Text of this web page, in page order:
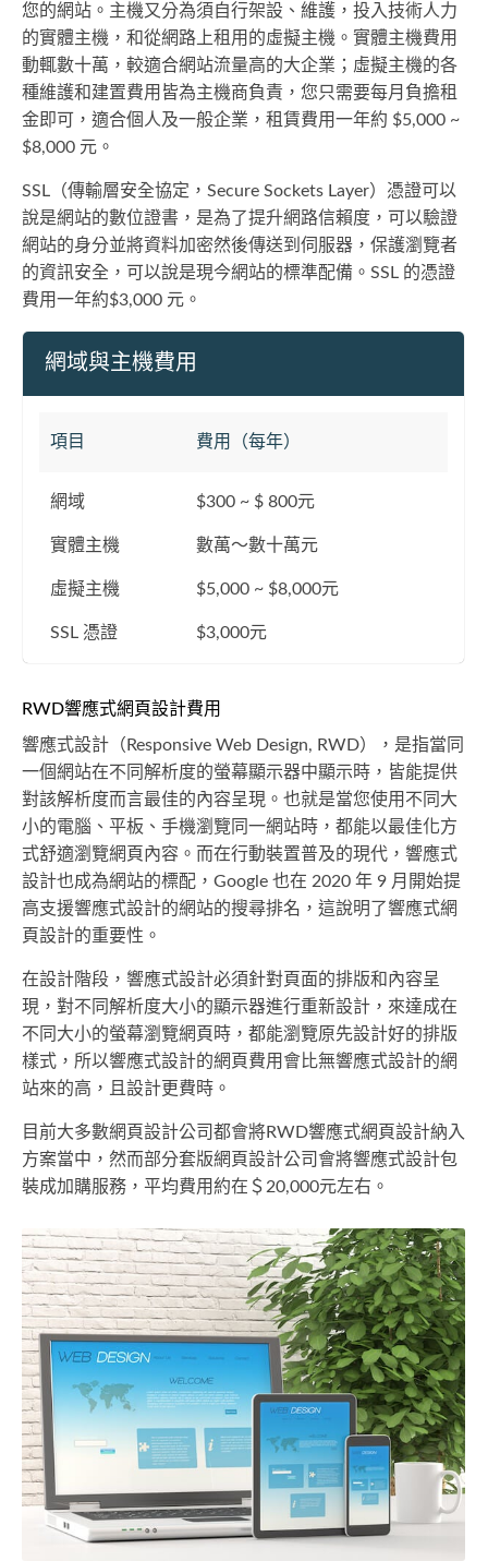
您的網站。主機又分為須自行架設、維護，投入技術人力
的實體主機，和從網路上租用的虛擬主機。實體主機費用
動輒數十萬，較適合網站流量高的大企業；虛擬主機的各
種維護和建置費用皆為主機商負責，您只需要每月負擔租
金即可，適合個人及一般企業，租賃費用一年約 $5,000 ~
$8,000 元。
SSL（傳輸層安全協定，Secure Sockets Layer）憑證可以
說是網站的數位證書，是為了提升網路信賴度，可以驗證
網站的身分並將資料加密然後傳送到伺服器，保護瀏覽者
的資訊安全，可以說是現今網站的標準配備。SSL 的憑證
費用一年約$3,000 元。
網域與主機費用
項目 費用（每年）
網域 $300 ~ $ 800元
實體主機 數萬～數十萬元
虛擬主機 $5,000 ~ $8,000元
SSL 憑證 $3,000元
RWD響應式網頁設計費用
響應式設計（Responsive Web Design, RWD），是指當同
一個網站在不同解析度的螢幕顯示器中顯示時，皆能提供
對該解析度而言最佳的內容呈現。也就是當您使用不同大
小的電腦、平板、手機瀏覽同一網站時，都能以最佳化方
式舒適瀏覽網頁內容。而在行動裝置普及的現代，響應式
設計也成為網站的標配，Google 也在 2020 年 9 月開始提
高支援響應式設計的網站的搜尋排名，這說明了響應式網
頁設計的重要性。
在設計階段，響應式設計必須針對頁面的排版和內容呈
現，對不同解析度大小的顯示器進行重新設計，來達成在
不同大小的螢幕瀏覽網頁時，都能瀏覽原先設計好的排版
樣式，所以響應式設計的網頁費用會比無響應式設計的網
站來的高，且設計更費時。
目前大多數網頁設計公司都會將RWD響應式網頁設計納入
方案當中，然而部分套版網頁設計公司會將響應式設計包
裝成加購服務，平均費用約在＄20,000元左右。